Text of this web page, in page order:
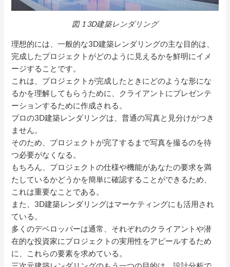
図 1 3D建築レンダリング
理想的には、一般的な3D建築レンダリングの主な目的は、
完成したプロジェクトがどのように見えるかを鮮明にイメ
ージすることです。
これは、プロジェクトが完成したときにどのような形にな
るかを理解してもらうために、クライアントにプレゼンテ
ーションするために作成される。
プロの3D建築レンダリングは、普通の写真と見分けがつき
ません。
そのため、プロジェクトが完了するまで写真を撮るのを待
つ必要がなくなる。
もちろん、プロジェクトの仕様や機能があなたの要求を満
たしているかどうかを簡単に確認することができるため、
これは重要なことである。
また、3D建築レンダリングはマーケティングにも活用され
ている。
多くのデベロッパーは通常、それぞれのクライアントや潜
在的な投資家にプロジェクトの実用性をアピールするため
に、これらの要素を求めている。